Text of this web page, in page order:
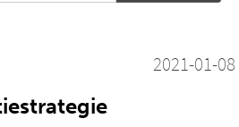
2021-01-08